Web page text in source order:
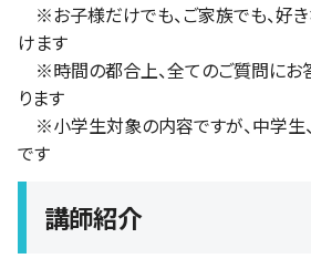
※お子様だけでも、ご家族でも、好
けます
※時間の都合上、全てのご質問にお
ります
※小学生対象の内容ですが、中学生
です
講師紹介